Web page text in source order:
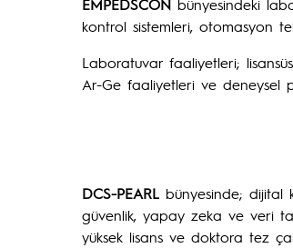
EMPEDSCON bünyesindeki
kontrol sistemleri, otomasyon
Laboratuvar faaliyetleri;
Ar-Ge faaliyetleri ve deneysel
DCS-PEARL bünyesinde; dijital
güvenlik, yapay zeka ve veri
yüksek lisans ve doktora tez